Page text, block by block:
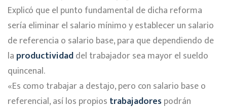
Explicó que el punto fundamental de dicha reforma
sería eliminar el salario mínimo y establecer un salario
de referencia o salario base, para que dependiendo de
la productividaddel trabajador sea mayor el sueldo
quincenal.
«Es como trabajar a destajo, pero con salario base o
referencial, así los propios trabajadorespodrán